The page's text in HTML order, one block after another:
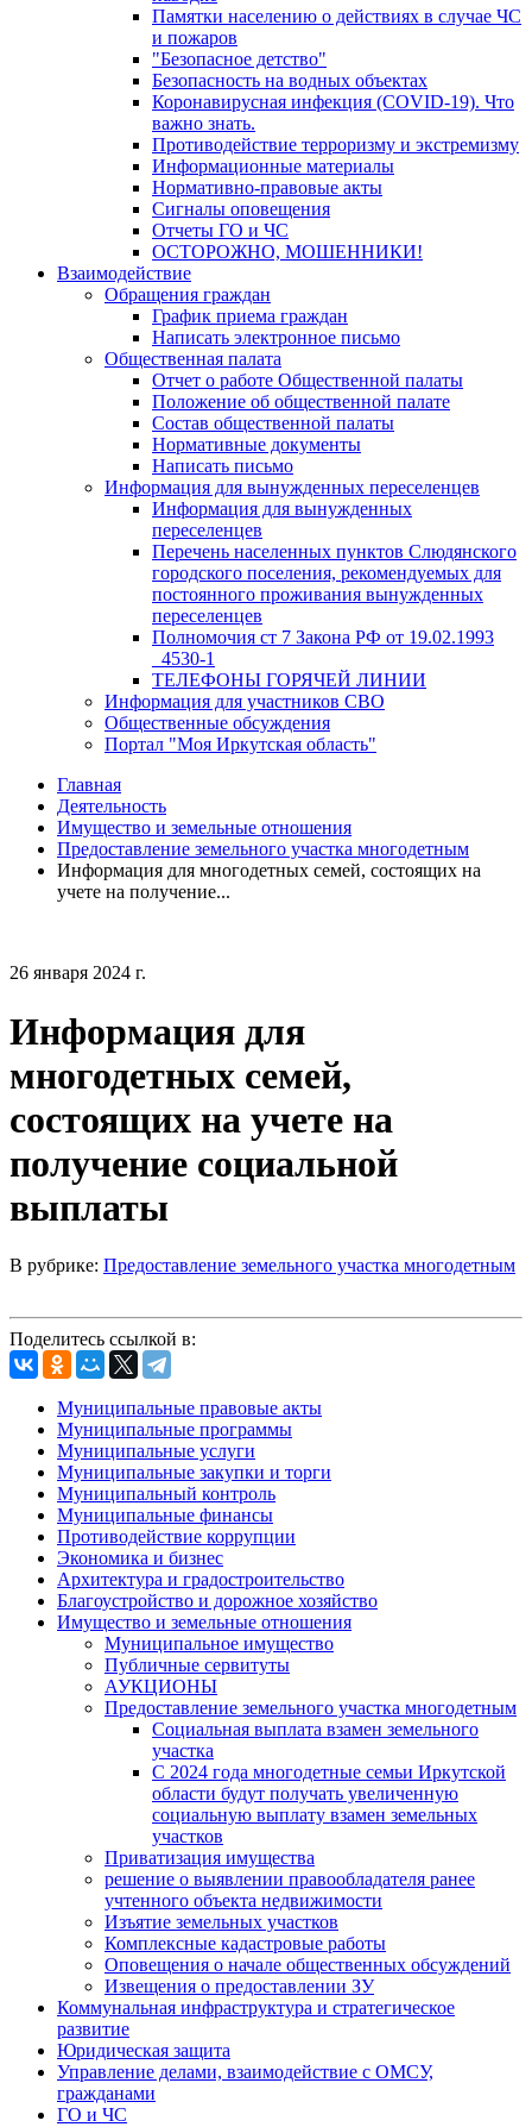
Памятки населению о действиях в случае ЧС
и пожаров
"Безопасное детство"
Безопасность на водных объектах
Коронавирусная инфекция (COVID-19). Что
важно знать.
Противодействие терроризму и экстремизму
Информационные материалы
Нормативно-правовые акты
Сигналы оповещения
Отчеты ГО и ЧС
ОСТОРОЖНО, МОШЕННИКИ!
Взаимодействие
Обращения граждан
График приема граждан
Написать электронное письмо
Общественная палата
Отчет о работе Общественной палаты
Положение об общественной палате
Состав общественной палаты
Нормативные документы
Написать письмо
Информация для вынужденных переселенцев
Информация для вынужденных
переселенцев
Перечень населенных пунктов Слюдянского
городского поселения, рекомендуемых для
постоянного проживания вынужденных
переселенцев
Полномочия ст 7 Закона РФ от 19.02.1993
_4530-1
ТЕЛЕФОНЫ ГОРЯЧЕЙ ЛИНИИ
Информация для участников СВО
Общественные обсуждения
Портал "Моя Иркутская область"
Главная
Деятельность
Имущество и земельные отношения
Предоставление земельного участка многодетным
Информация для многодетных семей, состоящих на
учете на получение...
26 января 2024 г.
Информация для
многодетных семей,
состоящих на учете на
получение социальной
выплаты
В рубрике: Предоставление земельного участка многодетным
Поделитесь ссылкой в:
Муниципальные правовые акты
Муниципальные программы
Муниципальные услуги
Муниципальные закупки и торги
Муниципальный контроль
Муниципальные финансы
Противодействие коррупции
Экономика и бизнес
Архитектура и градостроительство
Благоустройство и дорожное хозяйство
Имущество и земельные отношения
Муниципальное имущество
Публичные сервитуты
АУКЦИОНЫ
Предоставление земельного участка многодетным
Социальная выплата взамен земельного
участка
С 2024 года многодетные семьи Иркутской
области будут получать увеличенную
социальную выплату взамен земельных
участков
Приватизация имущества
решение о выявлении правообладателя ранее
учтенного объекта недвижимости
Изъятие земельных участков
Комплексные кадастровые работы
Оповещения о начале общественных обсуждений
Извещения о предоставлении ЗУ
Коммунальная инфраструктура и стратегическое
развитие
Юридическая защита
Управление делами, взаимодействие с ОМСУ,
гражданами
ГО и ЧС